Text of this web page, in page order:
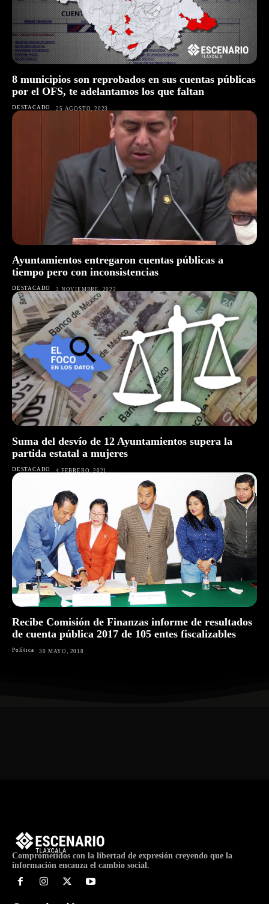
8 municipios son reprobados en sus cuentas públicas
por el OFS, te adelantamos los que faltan
DESTACADO 25 AGOSTO, 2023
Ayuntamientos entregaron cuentas públicas a
tiempo pero con inconsistencias
DESTACADO 3 NOVIEMBRE, 2022
Suma del desvío de 12 Ayuntamientos supera la
partida estatal a mujeres
DESTACADO 4 FEBRERO, 2021
Recibe Comisión de Finanzas informe de resultados
de cuenta pública 2017 de 105 entes fiscalizables
Política 30 MAYO, 2018
Comprometidos con la libertad de expresión creyendo que la
información encauza el cambio social.